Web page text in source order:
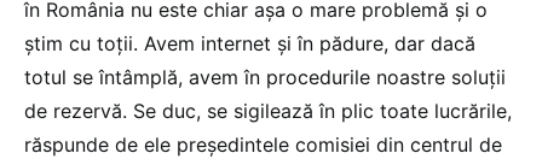
în România nu este chiar așa o mare problemă și o
știm cu toții. Avem internet și în pădure, dar dacă
totul se întâmplă, avem în procedurile noastre soluții
de rezervă. Se duc, se sigilează în plic toate lucrările,
răspunde de ele președintele comisiei din centrul de